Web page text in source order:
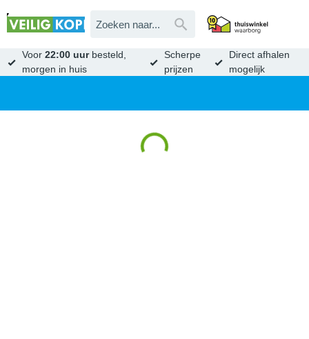
Voor22:00 uurbesteld,
morgen in huis
Scherpe
prijzen
Direct afhalen
mogelijk